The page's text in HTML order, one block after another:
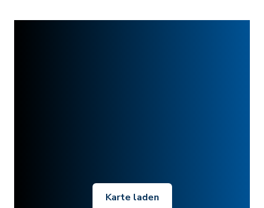
Karte laden